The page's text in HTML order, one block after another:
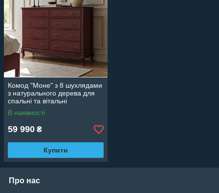
Комод "Моне" з 8 шухлядами
з натурального дерева для
спальні та вітальні
В наявності
59 990 ₴
Купити
Про нас